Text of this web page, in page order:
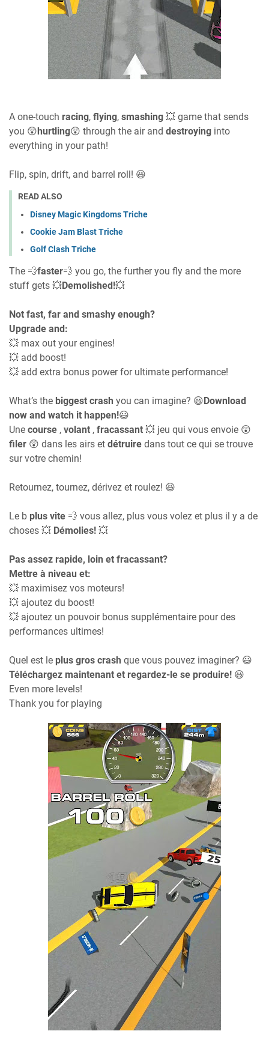
A one-touch racing, flying, smashing 💥 game that sends
you 😲hurtling😲 through the air and destroying into
everything in your path!
Flip, spin, drift, and barrel roll! 😆
READ ALSO
Disney Magic Kingdoms Triche
Cookie Jam Blast Triche
Golf Clash Triche
The 💨faster💨 you go, the further you fly and the more
stuff gets 💥Demolished!💥
Not fast, far and smashy enough?
Upgrade and:
💥 max out your engines!
💥 add boost!
💥 add extra bonus power for ultimate performance!
What’s the biggest crash you can imagine? 😃 Download
now and watch it happen!😃
Une course , volant , fracassant 💥 jeu qui vous envoie 😲
filer 😲 dans les airs et détruire dans tout ce qui se trouve
sur votre chemin!
Retournez, tournez, dérivez et roulez! 😆
Le b plus vite 💨 vous allez, plus vous volez et plus il y a de
choses 💥 Démolies! 💥
Pas assez rapide, loin et fracassant?
Mettre à niveau et:
💥 maximisez vos moteurs!
💥 ajoutez du boost!
💥 ajoutez un pouvoir bonus supplémentaire pour des
performances ultimes!
Quel est le plus gros crash que vous pouvez imaginer? 😃
Téléchargez maintenant et regardez-le se produire! 😃
Even more levels!
Thank you for playing